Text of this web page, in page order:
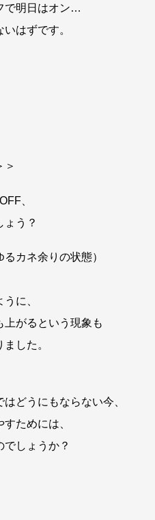
で明日はオン…
はずです。
＞
、
ょう？
カネ余りの状態）
に、
がるという現象も
した。
どうにもならない今、
ためには、
しょうか？